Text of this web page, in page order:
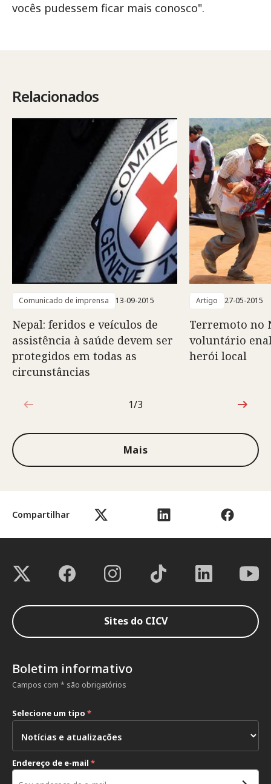
Compartilhar
vocês pudessem ficar mais conosco".
Relacionados
Comunicado de imprensa 13-09-2015
Nepal: feridos e veículos de
assistência à saúde devem ser
protegidos em todas as
circunstâncias
Artigo 27-05-2015
Terremoto no
voluntário
herói local
1 de 3
1/3
Mais
Sites do CICV
Boletim informativo
Campos com * são obrigatórios
Selecione um tipo *
Endereço de e-mail *